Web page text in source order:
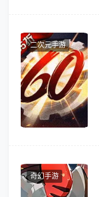
二次元手游
奇幻手游